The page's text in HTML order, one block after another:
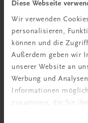
Diese Webseite
Wir verwenden
personalisieren,
können und die
Außerdem geben wir
unserer Website an
Werbung und
Informationen
zusammen, die Sie
Marzipan •
€ 79,90